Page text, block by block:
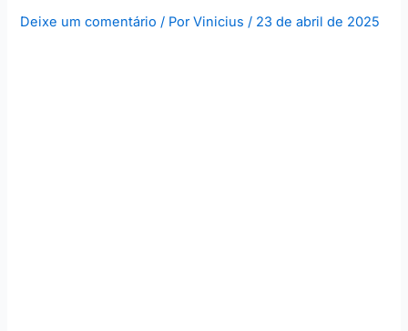
Deixe um comentário / PorVinicius/ 23 de abril de 2025